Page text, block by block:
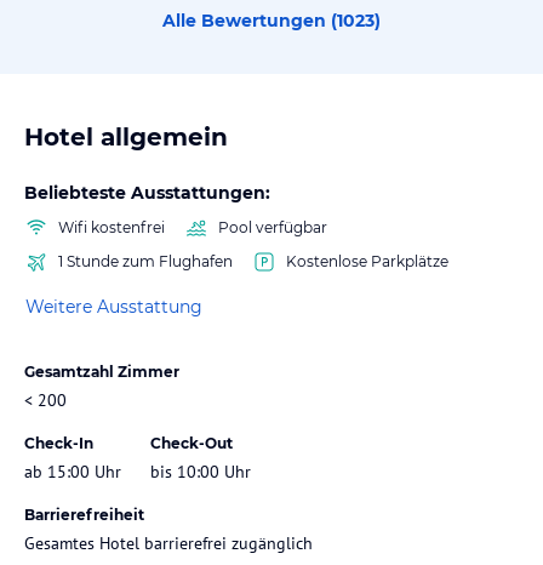
Alle Bewertungen (1023)
Hotel allgemein
Beliebteste Ausstattungen:
Wifi kostenfrei
Pool verfügbar
1 Stunde zum Flughafen
Kostenlose Parkplätze
Weitere Ausstattung
Gesamtzahl Zimmer
< 200
Check-In
ab 15:00 Uhr
Check-Out
bis 10:00 Uhr
Barrierefreiheit
Gesamtes Hotel barrierefrei zugänglich